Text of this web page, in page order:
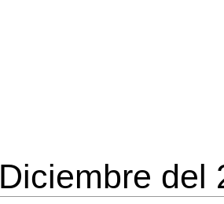
Diciembre del